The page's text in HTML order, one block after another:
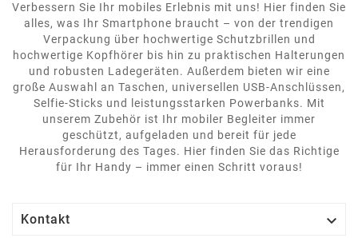
Verbessern Sie Ihr mobiles Erlebnis mit uns! Hier finden Sie
alles, was Ihr Smartphone braucht – von der trendigen
Verpackung über hochwertige Schutzbrillen und
hochwertige Kopfhörer bis hin zu praktischen Halterungen
und robusten Ladegeräten. Außerdem bieten wir eine
große Auswahl an Taschen, universellen USB-Anschlüssen,
Selfie-Sticks und leistungsstarken Powerbanks. Mit
unserem Zubehör ist Ihr mobiler Begleiter immer
geschützt, aufgeladen und bereit für jede
Herausforderung des Tages. Hier finden Sie das Richtige
für Ihr Handy – immer einen Schritt voraus!
Kontakt 